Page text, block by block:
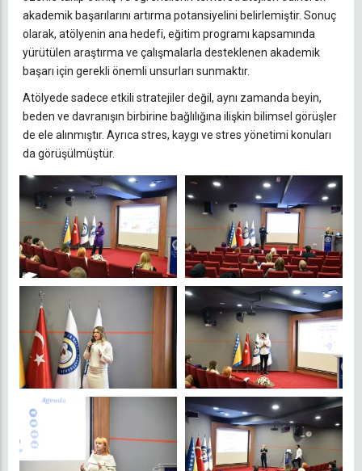
akademik başarılarını artırma potansiyelini belirlemiştir. Sonuç
olarak, atölyenin ana hedefi, eğitim programı kapsamında
yürütülen araştırma ve çalışmalarla desteklenen akademik
başarı için gerekli önemli unsurları sunmaktır.
Atölyede sadece etkili stratejiler değil, aynı zamanda beyin,
beden ve davranışın birbirine bağlılığına ilişkin bilimsel görüşler
de ele alınmıştır. Ayrıca stres, kaygı ve stres yönetimi konuları
da görüşülmüştür.